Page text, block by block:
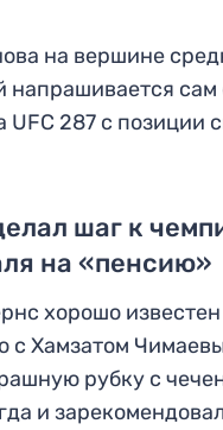
на вершине
напрашивается
UFC 287 с позиции
шаг к
на «пенсию»
хорошо
с Хамзатом
рубку с
и